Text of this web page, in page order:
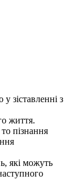
зіставленні з
життя.
пізнання
які можуть